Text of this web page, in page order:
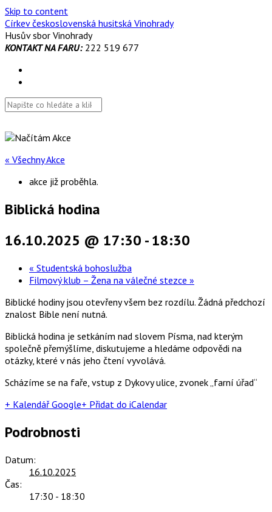
Skip to content
Církev československá husitská Vinohrady
Husův sbor Vinohrady
KONTAKT NA FARU:222 519 677
« Všechny Akce
akce již proběhla.
Biblická hodina
16.10.2025 @ 17:30 -18:30
« Studentská bohoslužba
Filmový klub – Žena na válečné stezce »
Biblické hodiny jsou otevřeny všem bez rozdílu. Žádná předchozí
znalost Bible není nutná.
Biblická hodina je setkáním nad slovem Písma, nad kterým
společně přemýšlíme, diskutujeme a hledáme odpovědi na
otázky, které v nás jeho čtení vyvolává.
Scházíme se na faře, vstup z Dykovy ulice, zvonek „farní úřad“
+ Kalendář Google+ Přidat do iCalendar
Podrobnosti
Datum:
16.10.2025
Čas:
17:30 - 18:30